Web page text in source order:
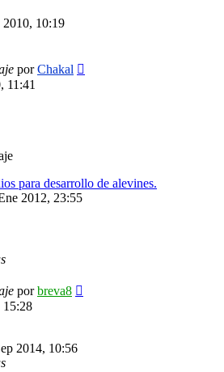
10:19
porChakal
11:41
para desarrollo de alevines.
2012, 23:55
porbreva8
15:28
2014, 10:56